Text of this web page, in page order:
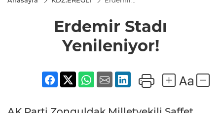
Erdemir Stadı
Yenileniyor!